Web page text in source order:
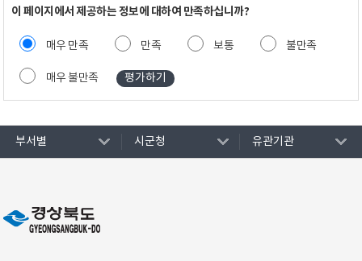
이 페이지에서 제공하는 정보에 대하여 만족하십니까?
매우 만족 만족 보통 불만족
매우 불만족
부서별 시군청 유관기관